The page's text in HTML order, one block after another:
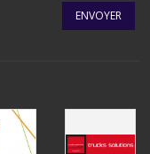
ENVOYER